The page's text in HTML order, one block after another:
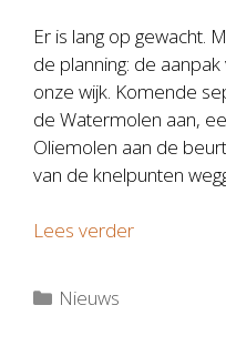
Er is lang op gewacht.
de planning: de
onze wijk. Komende
de Watermolen aan,
Oliemolen aan de
van de knelpunten
Lees verder
Categorieën
Nieuws